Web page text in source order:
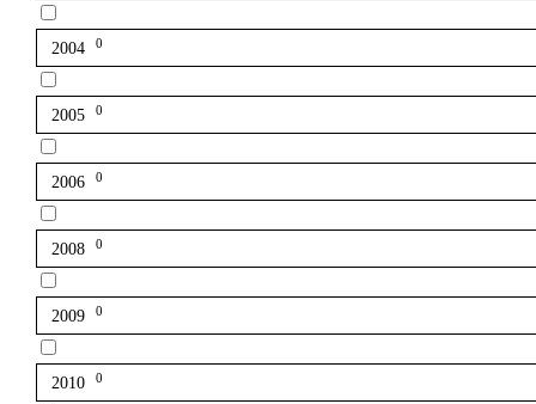
2004 0
2005 0
2006 0
2008 0
2009 0
2010 0